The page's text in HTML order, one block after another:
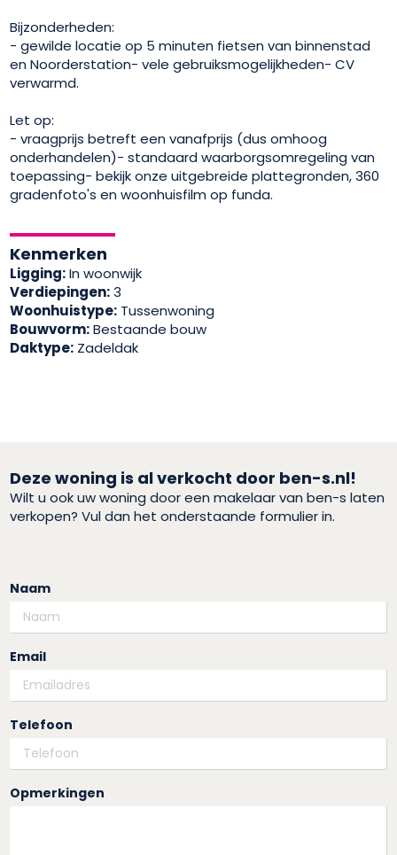
Bijzonderheden:
- gewilde locatie op 5 minuten fietsen van binnenstad
en Noorderstation- vele gebruiksmogelijkheden- CV
verwarmd.
Let op:
- vraagprijs betreft een vanafprijs (dus omhoog
onderhandelen)- standaard waarborgsomregeling van
toepassing- bekijk onze uitgebreide plattegronden, 360
gradenfoto's en woonhuisfilm op funda.
Kenmerken
Ligging:In woonwijk
Verdiepingen:3
Woonhuistype: Tussenwoning
Bouwvorm:Bestaande bouw
Daktype: Zadeldak
Deze woning is al verkocht door ben-s.nl!
Wilt u ook uw woning door een makelaar van ben-s laten
verkopen? Vul dan het onderstaande formulier in.
Naam
Email
Telefoon
Opmerkingen